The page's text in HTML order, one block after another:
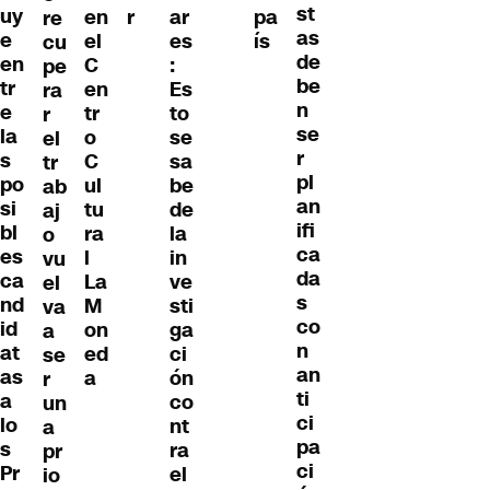
uy
e
en
tr
e
la
s
po
si
bl
es
ca
nd
id
at
as
a
lo
s
Pr
re
cu
pe
ra
r
el
tr
ab
aj
o
vu
el
va
a
se
r
un
a
pr
io
en
el
C
en
tr
o
C
ul
tu
ra
l
La
M
on
ed
a
r
ar
es
:
Es
to
se
sa
be
de
la
in
ve
sti
ga
ci
ón
co
nt
ra
el
pa
ís
st
as
de
be
n
se
r
pl
an
ifi
ca
da
s
co
n
an
ti
ci
pa
ci